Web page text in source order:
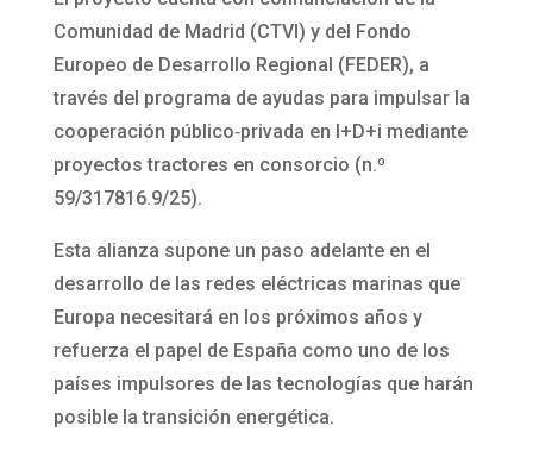
Comunidad de Madrid (CTVI) y del Fondo
Europeo de Desarrollo Regional (FEDER), a
través del programa de ayudas para impulsar la
cooperación público‑privada en I+D+i mediante
proyectos tractores en consorcio (n.º
59/317816.9/25).
Esta alianza supone un paso adelante en el
desarrollo de las redes eléctricas marinas que
Europa necesitará en los próximos años y
refuerza el papel de España como uno de los
países impulsores de las tecnologías que harán
posible la transición energética.